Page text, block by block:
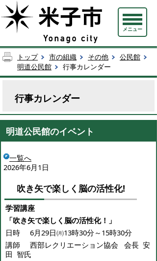
メニュー
トップ 市の組織 その他
公民館
明道公民館
行事カレンダー
行事カレンダー
明道公民館のイベント
一覧へ
2026年6月1日
吹き矢で楽しく脳の活性化!
学習講座
「吹き矢で楽しく脳の活性化！」
日時 6月29日㈪13時30分～15時30分
講師 西部レクリエーション協会 会長 安
田 智氏